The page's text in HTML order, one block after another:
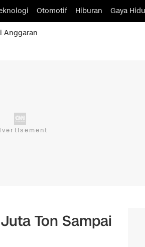
Otomotif Hiburan Gaya
Anggaran
Ton Sampai